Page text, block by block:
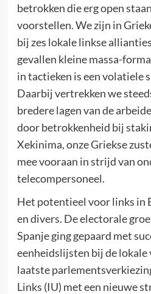
betrokken die erg open
voorstellen. We zijn in
bij zes lokale linkse
gevallen kleine massa-
in tactieken is een volatiele
Daarbij vertrekken we
bredere lagen van de
door betrokkenheid bij
Xekinima, onze Griekse
mee vooraan in strijd van
telecompersoneel.
Het potentieel voor links in
en divers. De electorale
Spanje ging gepaard met
eenheidslijsten bij de lokale
laatste
Links (IU) met een nieuwe